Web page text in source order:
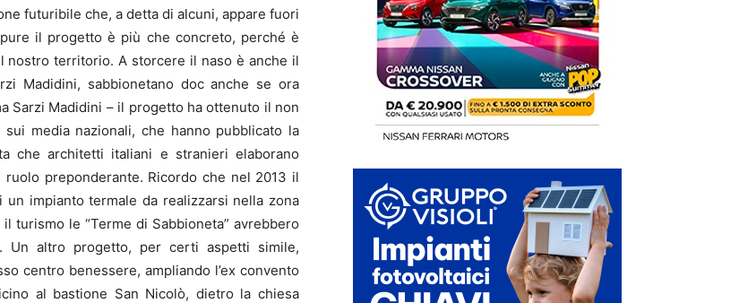
futuribile che, a detta di alcuni, appare fuori
il progetto è più che concreto, perché è
nostro territorio. A storcere il naso è anche il
Madidini, sabbionetano doc anche se ora
Sarzi Madidini – il progetto ha ottenuto il non
media nazionali, che hanno pubblicato la
che architetti italiani e stranieri elaborano
preponderante. Ricordo che nel 2013 il
impianto termale da realizzarsi nella zona
turismo le “Terme di Sabbioneta” avrebbero
Un altro progetto, per certi aspetti simile,
centro benessere, ampliando l’ex convento
al bastione San Nicolò, dietro la chiesa